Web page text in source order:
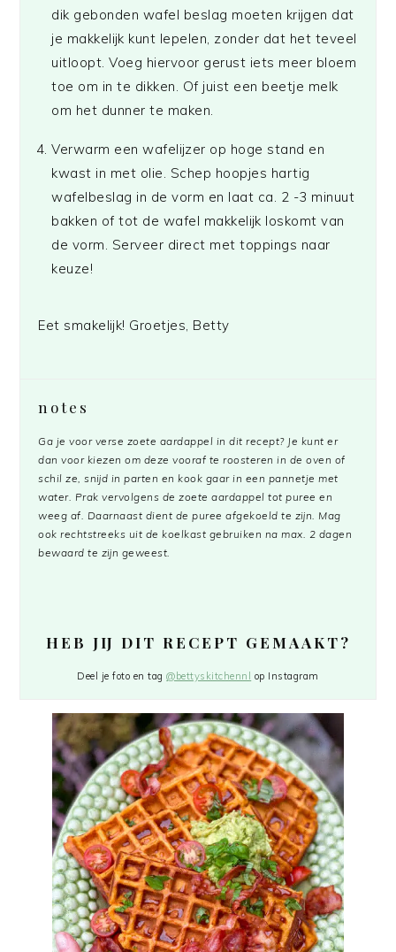
dik gebonden wafel beslag moeten krijgen dat
je makkelijk kunt lepelen, zonder dat het teveel
uitloopt. Voeg hiervoor gerust iets meer bloem
toe om in te dikken. Of juist een beetje melk
om het dunner te maken.
Verwarm een wafelijzer op hoge stand en
kwast in met olie. Schep hoopjes hartig
wafelbeslag in de vorm en laat ca. 2 -3 minuut
bakken of tot de wafel makkelijk loskomt van
de vorm. Serveer direct met toppings naar
keuze!
Eet smakelijk! Groetjes, Betty
notes
Ga je voor verse zoete aardappel in dit recept? Je kunt er
dan voor kiezen om deze vooraf te roosteren in de oven of
schil ze, snijd in parten en kook gaar in een pannetje met
water. Prak vervolgens de zoete aardappel tot puree en
weeg af. Daarnaast dient de puree afgekoeld te zijn. Mag
ook rechtstreeks uit de koelkast gebruiken na max. 2 dagen
bewaard te zijn geweest.
HEB JIJ DIT RECEPT GEMAAKT?
Deel je foto en tag@bettyskitchennl op Instagram